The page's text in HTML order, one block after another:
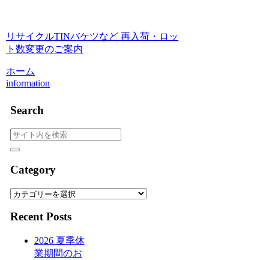
リサイクルTINバケツなど 再入荷・ロッ
ト数変更のご案内
ホーム
information
Search
Category
Category
Recent Posts
2026 夏季休
業期間のお